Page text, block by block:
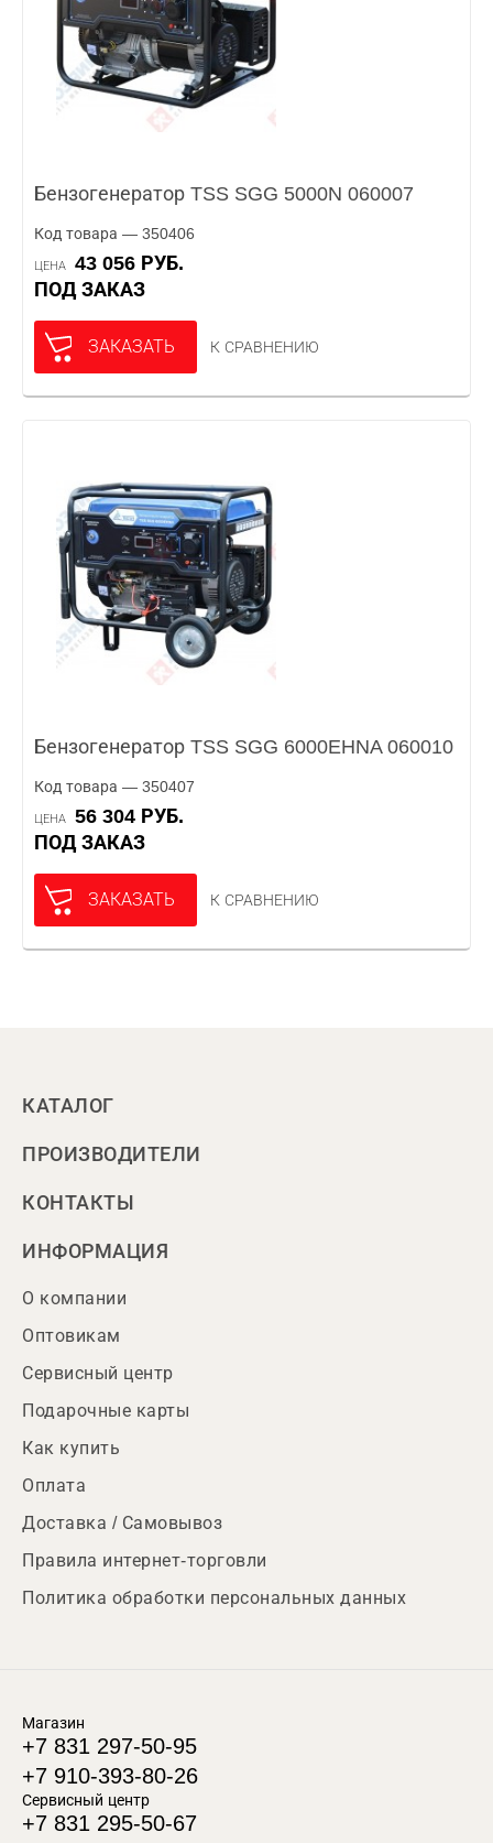
Бензогенератор TSS SGG 5000N 060007
Код товара — 350406
ЦЕНА
43 056 РУБ.
ПОД ЗАКАЗ
ЗАКАЗАТЬ К СРАВНЕНИЮ
Бензогенератор TSS SGG 6000EHNA 060010
Код товара — 350407
ЦЕНА
56 304 РУБ.
ПОД ЗАКАЗ
ЗАКАЗАТЬ К СРАВНЕНИЮ
КАТАЛОГ
ПРОИЗВОДИТЕЛИ
КОНТАКТЫ
ИНФОРМАЦИЯ
О компании
Оптовикам
Сервисный центр
Подарочные карты
Как купить
Оплата
Доставка / Самовывоз
Правила интернет-торговли
Политика обработки персональных данных
Магазин
+7 831 297-50-95
+7 910-393-80-26
Сервисный центр
+7 831 295-50-67